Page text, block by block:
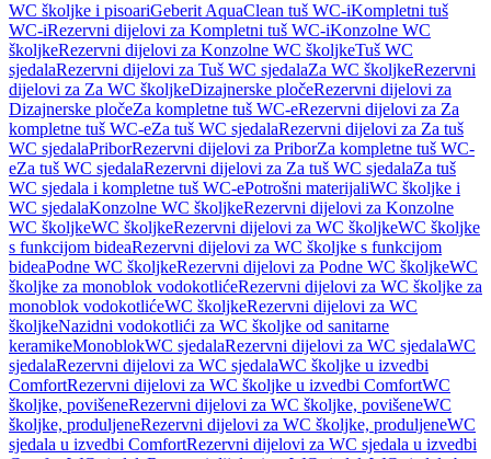
WC školjke i pisoariGeberit AquaClean tuš WC-iKompletni tuš
WC-iRezervni dijelovi za Kompletni tuš WC-iKonzolne WC
školjkeRezervni dijelovi za Konzolne WC školjkeTuš WC
sjedalaRezervni dijelovi za Tuš WC sjedalaZa WC školjkeRezervni
dijelovi za Za WC školjkeDizajnerske pločeRezervni dijelovi za
Dizajnerske pločeZa kompletne tuš WC-eRezervni dijelovi za Za
kompletne tuš WC-eZa tuš WC sjedalaRezervni dijelovi za Za tuš
WC sjedalaPriborRezervni dijelovi za PriborZa kompletne tuš WC-
eZa tuš WC sjedalaRezervni dijelovi za Za tuš WC sjedalaZa tuš
WC sjedala i kompletne tuš WC-ePotrošni materijaliWC školjke i
WC sjedalaKonzolne WC školjkeRezervni dijelovi za Konzolne
WC školjkeWC školjkeRezervni dijelovi za WC školjkeWC školjke
s funkcijom bideaRezervni dijelovi za WC školjke s funkcijom
bideaPodne WC školjkeRezervni dijelovi za Podne WC školjkeWC
školjke za monoblok vodokotlićeRezervni dijelovi za WC školjke za
monoblok vodokotlićeWC školjkeRezervni dijelovi za WC
školjkeNazidni vodokotlići za WC školjke od sanitarne
keramikeMonoblokWC sjedalaRezervni dijelovi za WC sjedalaWC
sjedalaRezervni dijelovi za WC sjedalaWC školjke u izvedbi
ComfortRezervni dijelovi za WC školjke u izvedbi ComfortWC
školjke, povišeneRezervni dijelovi za WC školjke, povišeneWC
školjke, produljeneRezervni dijelovi za WC školjke, produljeneWC
sjedala u izvedbi ComfortRezervni dijelovi za WC sjedala u izvedbi